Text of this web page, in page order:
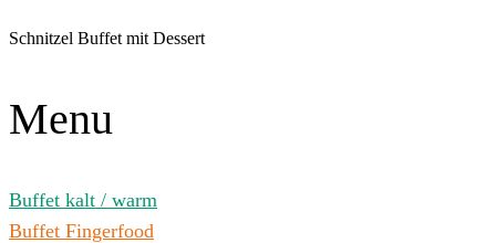
Inhalt
Schnitzel Buffet mit Dessert
Menu
Buffet kalt / warm
Buffet Fingerfood